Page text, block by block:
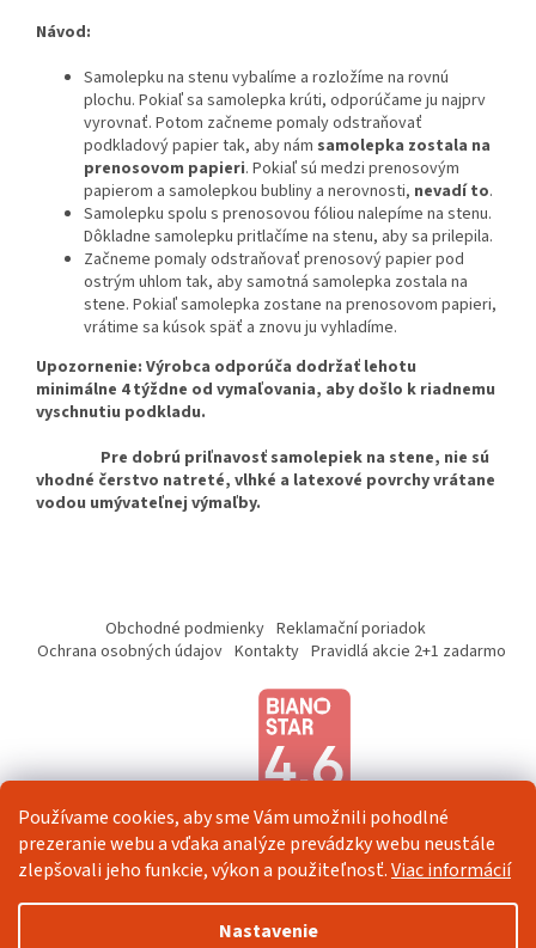
Používame cookies, aby sme Vám umožnili pohodlné
prezeranie webu a vďaka analýze prevádzky webu neustále
zlepšovali jeho funkcie, výkon a použiteľnosť.Viac informácií
Nastavenie
Návod:
Samolepku na stenu vybalíme a rozložíme na rovnú
plochu. Pokiaľ sa samolepka krúti, odporúčame ju najprv
vyrovnať. Potom začneme pomaly odstraňovať
podkladový papier tak, aby nám samolepka zostala na
prenosovom papieri. Pokiaľ sú medzi prenosovým
papierom a samolepkou bubliny a nerovnosti, nevadí to.
Samolepku spolu s prenosovou fóliou nalepíme na stenu.
Dôkladne samolepku pritlačíme na stenu, aby sa prilepila.
Začneme pomaly odstraňovať prenosový papier pod
ostrým uhlom tak, aby samotná samolepka zostala na
stene. Pokiaľ samolepka zostane na prenosovom papieri,
vrátime sa kúsok späť a znovu ju vyhladíme.
Upozornenie: Výrobca odporúča dodržať lehotu
minimálne 4 týždne od vymaľovania, aby došlo k riadnemu
vyschnutiu podkladu.
Pre dobrú priľnavosť samolepiek na stene, nie sú
vhodné čerstvo natreté, vlhké a latexové povrchy vrátane
vodou umývateľnej výmaľby.
Obchodné podmienky Reklamační poriadok
Ochrana osobných údajov Kontakty Pravidlá akcie 2+1 zadarmo